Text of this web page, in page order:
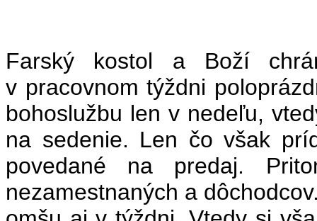
Farský kostol a Boží
v pracovnom týždni
bohoslužbu len v nedeľu,
na sedenie. Len čo však
povedané na predaj.
nezamestnaných a